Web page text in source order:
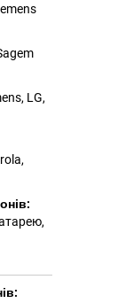
, LG,
,
:
,
: